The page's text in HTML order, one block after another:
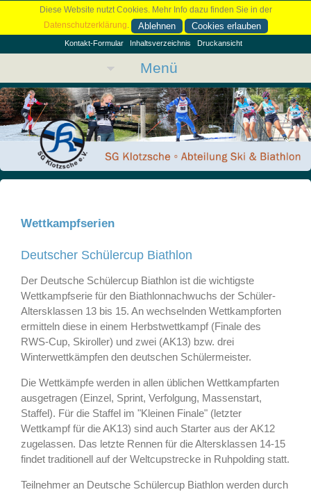
Diese Website nutzt Cookies. Mehr Info dazu finden Sie in der
Datenschutzerklärung. Ablehnen Cookies erlauben
Kontakt-Formular Inhaltsverzeichnis Druckansicht
Menü
Wettkampfserien
Deutscher Schülercup Biathlon
Der Deutsche Schülercup Biathlon ist die wichtigste
Wettkampfserie für den Biathlonnachwuchs der Schüler-
Altersklassen 13 bis 15. An wechselnden Wettkampforten
ermitteln diese in einem Herbstwettkampf (Finale des
RWS-Cup, Skiroller) und zwei (AK13) bzw. drei
Winterwettkämpfen den deutschen Schülermeister.
Die Wettkämpfe werden in allen üblichen Wettkampfarten
ausgetragen (Einzel, Sprint, Verfolgung, Massenstart,
Staffel). Für die Staffel im "Kleinen Finale" (letzter
Wettkampf für die AK13) sind auch Starter aus der AK12
zugelassen. Das letzte Rennen für die Altersklassen 14-15
findet traditionell auf der Weltcupstrecke in Ruhpolding statt.
Teilnehmer an Deutsche Schülercup Biathlon werden durch